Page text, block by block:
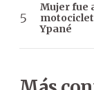
Mujer fue
Ypané